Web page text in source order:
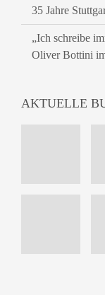
35 Jahre
„Ich schreibe
Oliver Bottini
AKTUELLE